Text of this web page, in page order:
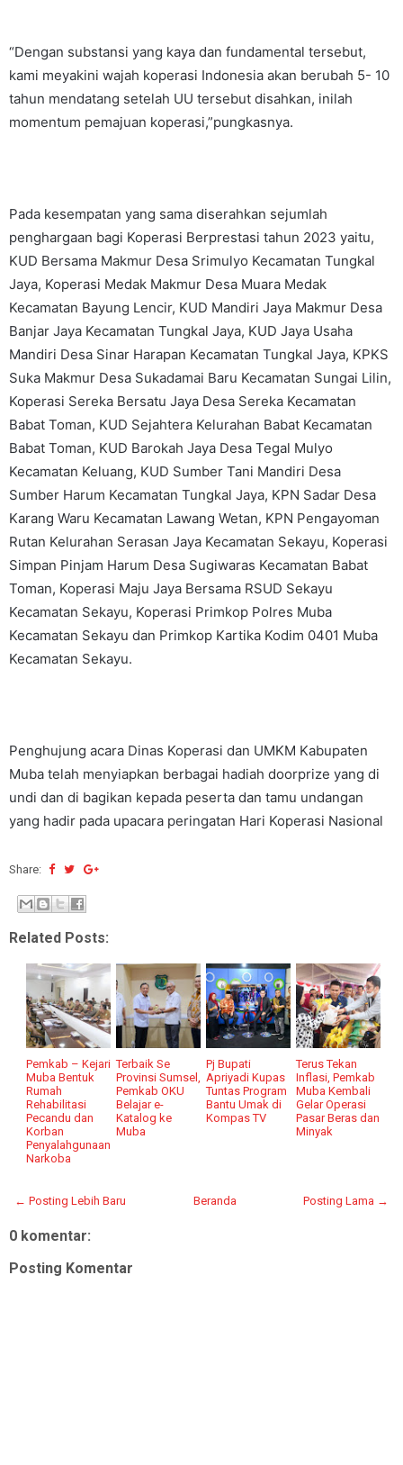
“Dengan substansi yang kaya dan fundamental tersebut,
kami meyakini wajah koperasi Indonesia akan berubah 5- 10
tahun mendatang setelah UU tersebut disahkan, inilah
momentum pemajuan koperasi,”pungkasnya.
Pada kesempatan yang sama diserahkan sejumlah
penghargaan bagi Koperasi Berprestasi tahun 2023 yaitu,
KUD Bersama Makmur Desa Srimulyo Kecamatan Tungkal
Jaya, Koperasi Medak Makmur Desa Muara Medak
Kecamatan Bayung Lencir, KUD Mandiri Jaya Makmur Desa
Banjar Jaya Kecamatan Tungkal Jaya, KUD Jaya Usaha
Mandiri Desa Sinar Harapan Kecamatan Tungkal Jaya, KPKS
Suka Makmur Desa Sukadamai Baru Kecamatan Sungai Lilin,
Koperasi Sereka Bersatu Jaya Desa Sereka Kecamatan
Babat Toman, KUD Sejahtera Kelurahan Babat Kecamatan
Babat Toman, KUD Barokah Jaya Desa Tegal Mulyo
Kecamatan Keluang, KUD Sumber Tani Mandiri Desa
Sumber Harum Kecamatan Tungkal Jaya, KPN Sadar Desa
Karang Waru Kecamatan Lawang Wetan, KPN Pengayoman
Rutan Kelurahan Serasan Jaya Kecamatan Sekayu, Koperasi
Simpan Pinjam Harum Desa Sugiwaras Kecamatan Babat
Toman, Koperasi Maju Jaya Bersama RSUD Sekayu
Kecamatan Sekayu, Koperasi Primkop Polres Muba
Kecamatan Sekayu dan Primkop Kartika Kodim 0401 Muba
Kecamatan Sekayu.
Penghujung acara Dinas Koperasi dan UMKM Kabupaten
Muba telah menyiapkan berbagai hadiah doorprize yang di
undi dan di bagikan kepada peserta dan tamu undangan
yang hadir pada upacara peringatan Hari Koperasi Nasional
Share:
Related Posts:
Pemkab – Kejari
Muba Bentuk
Rumah
Rehabilitasi
Pecandu dan
Korban
Penyalahgunaan
Narkoba
Terbaik Se
Provinsi Sumsel,
Pemkab OKU
Belajar e-
Katalog ke
Muba
Pj Bupati
Apriyadi Kupas
Tuntas Program
Bantu Umak di
Kompas TV
Terus Tekan
Inflasi, Pemkab
Muba Kembali
Gelar Operasi
Pasar Beras dan
Minyak
← Posting Lebih Baru Posting Lama →
Beranda
0 komentar:
Posting Komentar